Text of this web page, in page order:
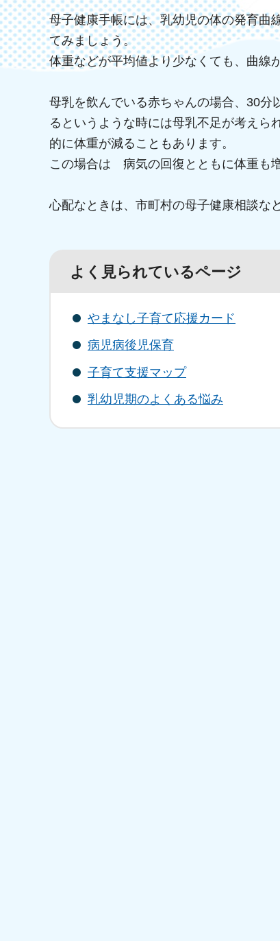
母子健康手帳には、乳幼児の体の発育曲
てみましょう。
体重などが平均値より少なくても、曲線
母乳を飲んでいる赤ちゃんの場合、30
るというような時には母乳不足が考えら
的に体重が減ることもあります。
この場合は 病気の回復とともに体重も
心配なときは、市町村の母子健康相談な
よく見られているページ
やまなし子育て応援カード
病児病後児保育
子育て支援マップ
乳幼児期のよくある悩み